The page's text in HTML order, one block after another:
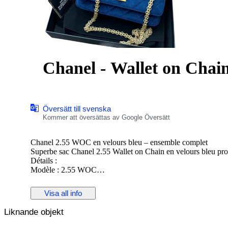
Chanel - Wallet on
Översätt till svenska
Kommer att översättas av Google Översätt
Chanel 2.55 WOC en velours bleu – ensemble complet
Superbe sac Chanel 2.55 Wallet on Chain en velours bleu
Détails :
Modèle : 2.55 WOC
Couleur : bleu
Dimensions : 19 × 13 × 3.5 cm
Fabrication : Italie
Visa all info
Liknande objekt